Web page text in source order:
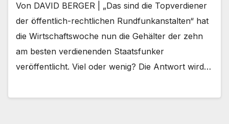
Von DAVID BERGER | „Das sind die Topverdiener
der öffentlich-rechtlichen Rundfunkanstalten“ hat
die Wirtschaftswoche nun die Gehälter der zehn
am besten verdienenden Staatsfunker
veröffentlicht. Viel oder wenig? Die Antwort wird…